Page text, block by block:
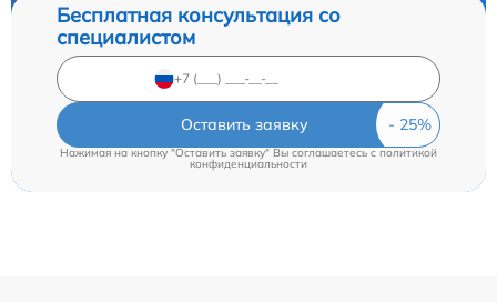
Бесплатная консультация со
специалистом
Оставить заявку
Нажимая на кнопку "Оставить заявку" Вы соглашаетесь cполитикой
конфиденциальности